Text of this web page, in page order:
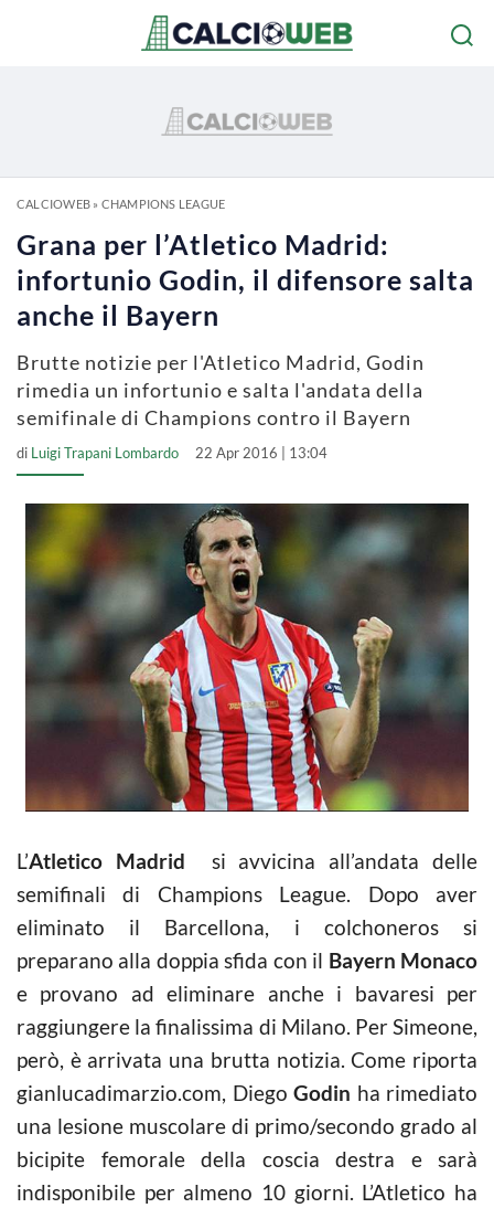
CALCIOWEB» CHAMPIONS LEAGUE
Grana per l’Atletico Madrid:
infortunio Godin, il difensore salta
anche il Bayern
Brutte notizie per l'Atletico Madrid, Godin
rimedia un infortunio e salta l'andata della
semifinale di Champions contro il Bayern
di Luigi Trapani Lombardo 22 Apr 2016 | 13:04
L’Atletico Madrid si avvicina all’andata delle
semifinali di Champions League. Dopo aver
eliminato il Barcellona, i colchoneros si
preparano alla doppia sfida con il Bayern Monaco
e provano ad eliminare anche i bavaresi per
raggiungere la finalissima di Milano. Per Simeone,
però, è arrivata una brutta notizia. Come riporta
gianlucadimarzio.com, Diego Godin ha rimediato
una lesione muscolare di primo/secondo grado al
bicipite femorale della coscia destra e sarà
indisponibile per almeno 10 giorni. L’Atletico ha